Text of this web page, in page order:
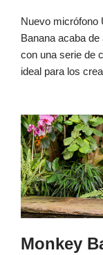
Nuevo micrófono
Banana acaba
con una serie de
ideal para los
Monkey